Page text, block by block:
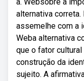
alternativa
assemelhe com a
Weba alternativa
que o fator
construção da
sujeito. A